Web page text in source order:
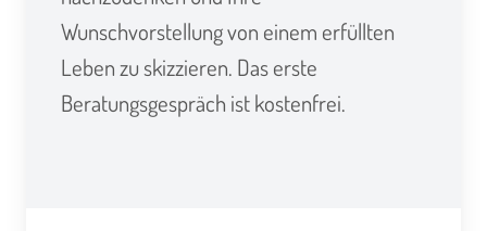
Wunschvorstellung von einem erfüllten
Leben zu skizzieren. Das erste
Beratungsgespräch ist kostenfrei.